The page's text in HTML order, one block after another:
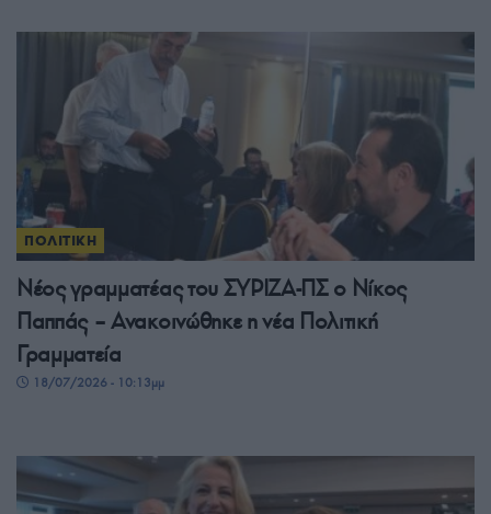
ΠΟΛΙΤΙΚΗ
Νέος γραμματέας του ΣΥΡΙΖΑ-ΠΣ ο Νίκος
Παππάς – Ανακοινώθηκε η νέα Πολιτική
Γραμματεία
18/07/2026 - 10:13μμ